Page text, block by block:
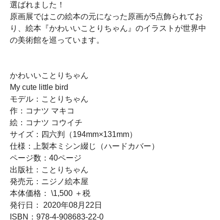
選ばれました！
原画展ではこの絵本の元になった原画が5点飾られてお
り、絵本『かわいいことりちゃん』のイラストが世界中
の美術館を巡っています。
かわいいことりちゃん
My cute little bird
モデル：ことりちゃん
作：コナツ マキコ
絵：コナツ コウイチ
サイズ：四六判（194mm×131mm）
仕様：上製本ミシン綴じ（ハードカバー）
ページ数：40ページ
出版社：ことりちゃん
発売元：ニジノ絵本屋
本体価格： \1,500 ＋税
発行日： 2020年08月22日
ISBN：978-4-908683-22-0